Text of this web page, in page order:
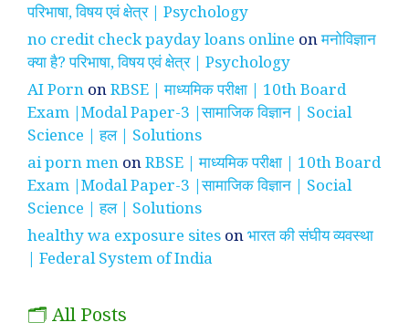
परिभाषा, विषय एवं क्षेत्र | Psychology
no credit check payday loans online onमनोविज्ञान
क्या है? परिभाषा, विषय एवं क्षेत्र | Psychology
AI Porn onRBSE | माध्यमिक परीक्षा | 10th Board
Exam |Modal Paper-3 |सामाजिक विज्ञान | Social
Science | हल | Solutions
ai porn men onRBSE | माध्यमिक परीक्षा | 10th Board
Exam |Modal Paper-3 |सामाजिक विज्ञान | Social
Science | हल | Solutions
healthy wa exposure sites onभारत की संघीय व्यवस्था
| Federal System of India
🗂️ All Posts